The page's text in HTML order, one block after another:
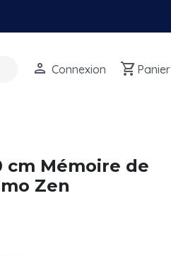
perm_identity Connexion shopping_cart Panier
cm Mémoire de
Zen